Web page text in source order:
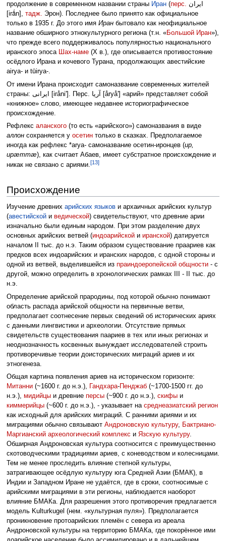
продолжение в современном названии страны Иран(перс.
[irǻn], тадж. Эрон). Последнее было принято как официальное
только в 1935 г. До этого имя Иранбытовало как неофициальное
название обширного этнокультурного региона (т.н. «Большой Иран»),
что прежде всего поддерживалось популярностью национального
иранского эпоса Шах-наме(X в.), где описывается противостояние
осёдлого Ирана и кочевого Турана, продолжающих авестийские
airya- и tūirya-.
От имени Ирана происходит самоназвание современных жителей
страны: ایرانی [iråniʹ]. Перс. آریا [åryåʹ] «арий» представляет собой
«книжное» слово, имеющее недавнее историографическое
происхождение.
Рефлекс аланского(то есть «арийского») самоназвания в виде
аллонсохраняется у осетинтолько в сказках. Предполагаемое
иногда как рефлекс *arya- самоназвание осетин-иронцев (ир,
ирæттæ), как считает Абаев, имеет субстратное происхождение и
никак не связано с ариями.[13]
Происхождение
Изучение древних арийских языкови архаичных арийских культур
(авестийскойи ведической) свидетельствуют, что древние арии
изначально были единым народом. При этом разделение двух
основных арийских ветвей (индоарийскойи иранской) датируется
началом II тыс. до н.э. Таким образом существование праариев как
предков всех индоарийских и иранских народов, с одной стороны и
одной из ветвей, выделившейся из праиндоеропейской общности- с
другой, можно определить в хронологических рамках III - II тыс. до
н.э.
Определение арийской прародины, под которой обычно понимают
область распада арийской общности на первичные ветви,
предполагает соотнесение первых сведений об исторических ариях
с данными лингвистики и археологии. Отсутствие прямых
свидетельств существования паариев в тех или иных регионах и
неоднозначность косвенных вынуждает исследователей строить
противоречивые теории доисторических миграций ариев и их
этногенеза.
Общая картина появления ариев на историческом горизонте:
Митанни(~1600 г. до н.э.), Гандхара-Пенджаб(~1700-1500 гг. до
н.э.), мидийцыи древние персы(~900 г. до н.э.), скифыи
киммерийцы(~600 г. до н.э.), - указывает на среднеазиатский регион
как исходный для арийских миграций. С ранними ариями и их
миграциями обычно связывают Андроновскую культуру, Бактриано-
Маргианский археологический комплекс и Язскую культуру.
Обширная Андроновская культура соотносится с преимущественно
скотоводческими традициями ариев, с коневодством и колесницами.
Тем не менее проследить влияние степной культуры,
затрагивающее осёдлую культуру юга Средней Азии (БМАК), в
Индии и Западном Иране не удаётся, где в сроки, соотносимые с
арийскими миграциями в эти регионы, наблюдается наоборот
влияние БМАКа. Для разрешения этого противоречия предлагается
модель Kulturkugel (нем. «культурная пуля»). Предполагается
проникновение протоарийских племён с севера из ареала
Андроновской культуры на территорию БМАКа, где покорённое ими